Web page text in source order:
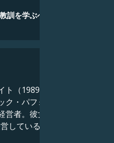
訓を学ぶべきなのでし
（1989年頃生まれ）
・パフォーマー、ビデ
者。彼女はエンシノでビ
している。